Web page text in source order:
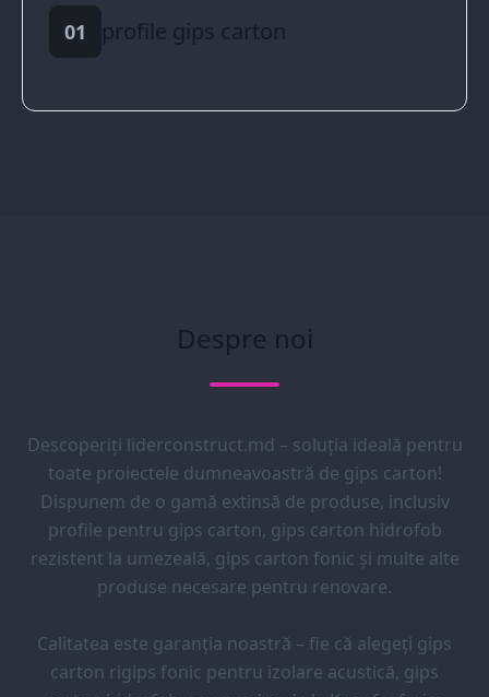
01 profile gips carton
Despre noi
Descoperiți liderconstruct.md – soluția ideală pentru
toate proiectele dumneavoastră de gips carton!
Dispunem de o gamă extinsă de produse, inclusiv
profile pentru gips carton, gips carton hidrofob
rezistent la umezeală, gips carton fonic și multe alte
produse necesare pentru renovare.
Calitatea este garanția noastră – fie că alegeți gips
carton rigips fonic pentru izolare acustică, gips